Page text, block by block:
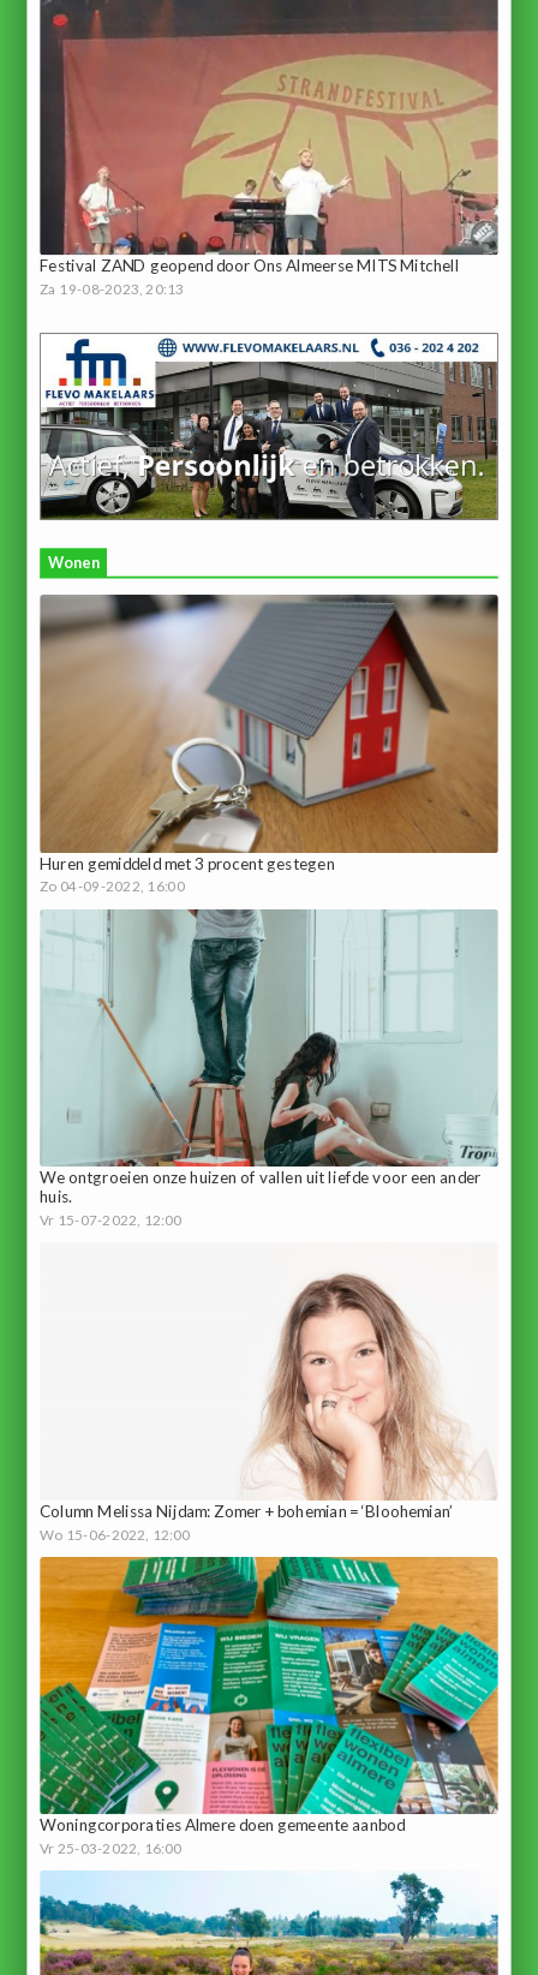
Festival ZAND geopend door Ons Almeerse MITS Mitchell
Za 19-08-2023, 20:13
Wonen
Huren gemiddeld met 3 procent gestegen
Zo 04-09-2022, 16:00
We ontgroeien onze huizen of vallen uit liefde voor een ander
huis.
Vr 15-07-2022, 12:00
Column Melissa Nijdam: Zomer + bohemian = ‘Bloohemian’
Wo 15-06-2022, 12:00
Woningcorporaties Almere doen gemeente aanbod
Vr 25-03-2022, 16:00